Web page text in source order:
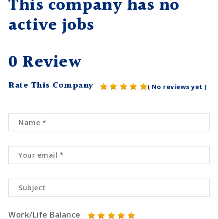
This company has no
active jobs
0 Review
Rate This Company ( No reviews yet )
Work/Life Balance